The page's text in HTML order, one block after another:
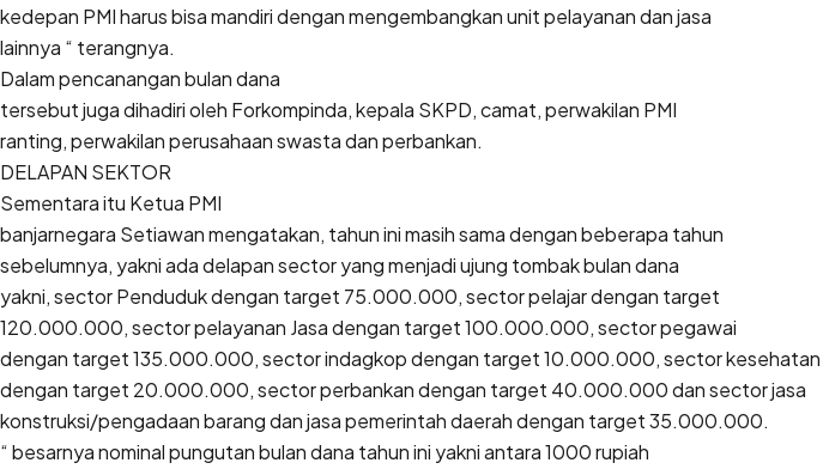
kedepan PMI harus bisa mandiri dengan mengembangkan unit pelayanan dan jasa
lainnya “ terangnya.
Dalam pencanangan bulan dana
tersebut juga dihadiri oleh Forkompinda, kepala SKPD, camat, perwakilan PMI
ranting, perwakilan perusahaan swasta dan perbankan.
DELAPAN SEKTOR
Sementara itu Ketua PMI
banjarnegara Setiawan mengatakan, tahun ini masih sama dengan beberapa tahun
sebelumnya, yakni ada delapan sector yang menjadi ujung tombak bulan dana
yakni, sector Penduduk dengan target 75.000.000, sector pelajar dengan target
120.000.000, sector pelayanan Jasa dengan target 100.000.000, sector pegawai
dengan target 135.000.000, sector indagkop dengan target 10.000.000, sector kesehatan
dengan target 20.000.000, sector perbankan dengan target 40.000.000 dan sector jasa
konstruksi/pengadaan barang dan jasa pemerintah daerah dengan target 35.000.000.
“ besarnya nominal pungutan bulan dana tahun ini yakni antara 1000 rupiah